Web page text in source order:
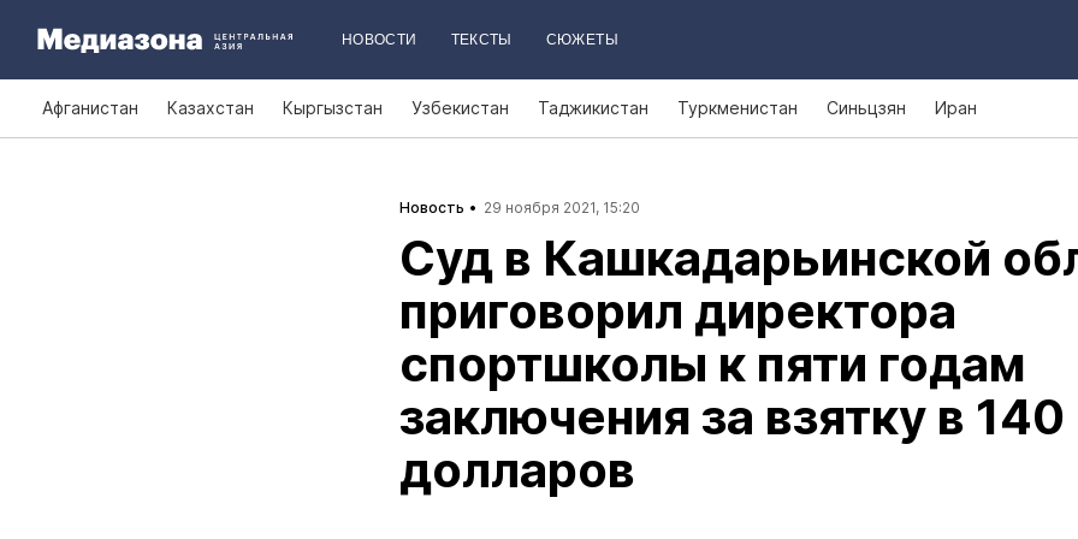
НОВОСТИ ТЕКСТЫ СЮЖЕТЫ
Афганистан Казахстан Кыргызстан Узбекистан Таджикистан Туркменистан Синьцзян Иран
Новость 29 ноября 2021, 15:20
Суд в Кашкадарьинской
приговорил директора
спортшколы к пяти годам
заключения за взятку в 140
долларов